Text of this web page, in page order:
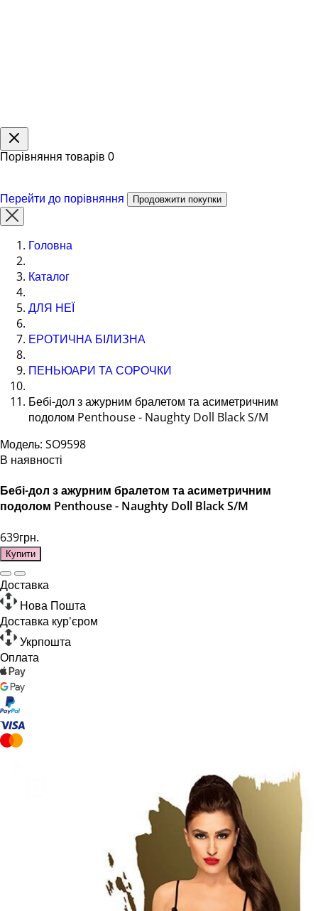
Порівняння товарів 0
Перейти до порівняння Продовжити покупки
Головна
Каталог
ДЛЯ НЕЇ
ЕРОТИЧНА БІЛИЗНА
ПЕНЬЮАРИ ТА СОРОЧКИ
Бебі-дол з ажурним бралетом та асиметричним
подолом Penthouse - Naughty Doll Black S/M
Модель: SO9598
В наявності
Бебі-дол з ажурним бралетом та асиметричним
подолом Penthouse - Naughty Doll Black S/M
639грн.
Купити
Доставка
Нова Пошта
Доставка кур'єром
Укрпошта
Оплата